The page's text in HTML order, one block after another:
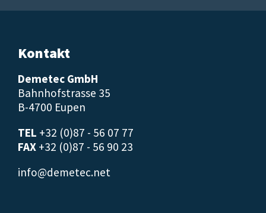
Kontakt
Demetec GmbH
Bahnhofstrasse 35
B-4700 Eupen
TEL +32 (0)87 - 56 07 77
FAX +32 (0)87 - 56 90 23
info@demetec.net